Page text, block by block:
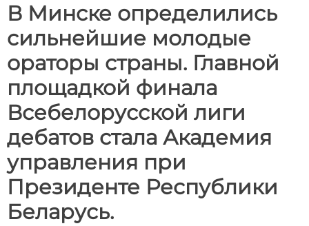
В Минске определились
сильнейшие молодые
ораторы страны. Главной
площадкой финала
Всебелорусской лиги
дебатов стала Академия
управления при
Президенте Республики
Беларусь.